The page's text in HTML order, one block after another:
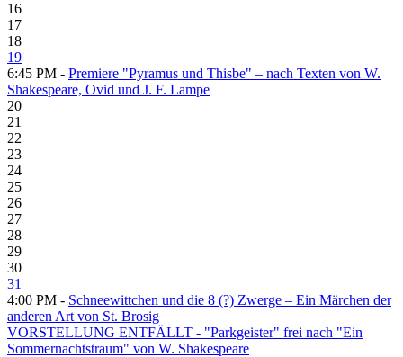
16
17
18
19
6:45 PM - Premiere "Pyramus und Thisbe" – nach Texten von W.
Shakespeare, Ovid und J. F. Lampe
20
21
22
23
24
25
26
27
28
29
30
31
4:00 PM - Schneewittchen und die 8 (?) Zwerge – Ein Märchen der
anderen Art von St. Brosig
VORSTELLUNG ENTFÄLLT - "Parkgeister" frei nach "Ein
Sommernachtstraum" von W. Shakespeare